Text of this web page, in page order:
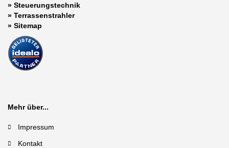
» Steuerungstechnik
» Terrassenstrahler
» Sitemap
Mehr über...
Impressum
Kontakt